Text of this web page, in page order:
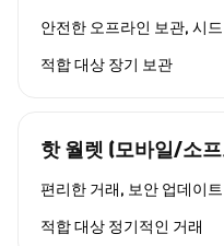
안전한 오프라인 보관, 시
적합 대상 장기 보관
핫 월렛 (모바일/소
편리한 거래, 보안 업데이
적합 대상 정기적인 거래